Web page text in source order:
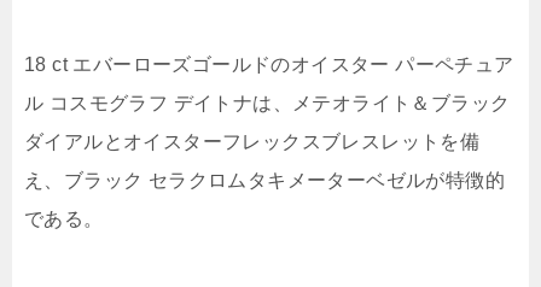
18 ct エバーローズゴールドのオイスター パーペチュア
ル コスモグラフ デイトナは、メテオライト＆ブラック
ダイアルとオイスターフレックスブレスレットを備
え、ブラック セラクロムタキメーターベゼルが特徴的
である。